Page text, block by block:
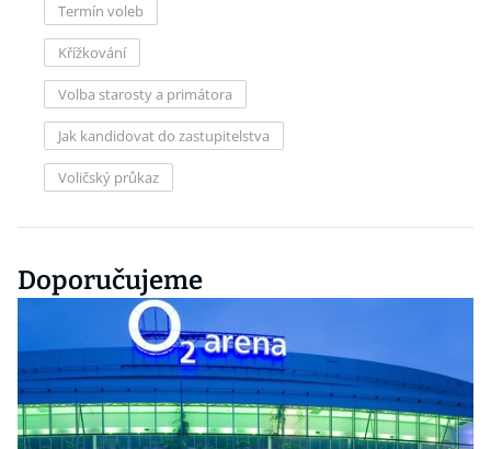
Termín voleb
Křížkování
Volba starosty a primátora
Jak kandidovat do zastupitelstva
Voličský průkaz
Doporučujeme